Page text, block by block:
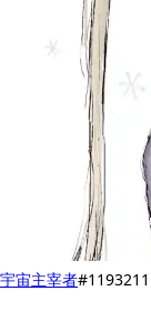
宇宙主宰者#1193211